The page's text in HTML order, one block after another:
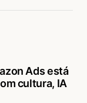
Ads está
cultura, IA